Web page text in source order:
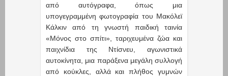
από αυτόγραφα, όπως μια
υπογεγραμμένη φωτογραφία του Μακόλεϊ
Κάλκιν από τη γνωστή παιδική ταινία
«Μόνος στο σπίτι», ταριχευμένα ζώα και
παιχνίδια της Ντίσνευ, αγωνιστικά
αυτοκίνητα, μια παράξενα μεγάλη συλλογή
από κούκλες, αλλά και πλήθος γυμνών